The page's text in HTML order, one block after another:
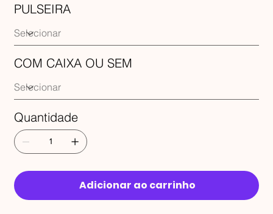
PULSEIRA
COM CAIXA OU SEM
Quantidade
Adicionar ao carrinho